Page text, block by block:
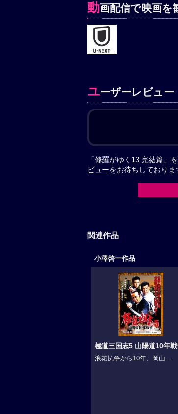
動画配信で映画を
ユーザーレビュー
「修羅がゆく13 完結篇」
ビューをお待ちしておりま
関連作品
小澤啓一作品
極道三国志5 山陽道10年
浪花抗争から10年、岡山...